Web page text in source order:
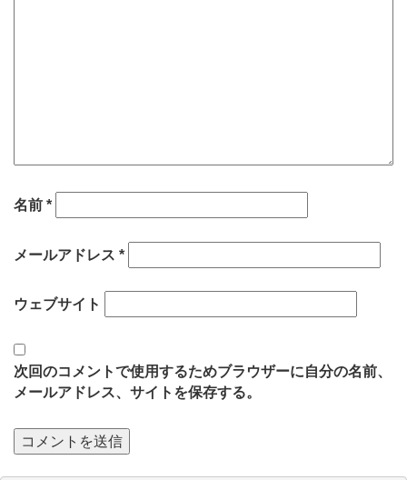
名前 *
メールアドレス *
ウェブサイト
次回のコメントで使用するためブラウザーに自分の名前、
メールアドレス、サイトを保存する。